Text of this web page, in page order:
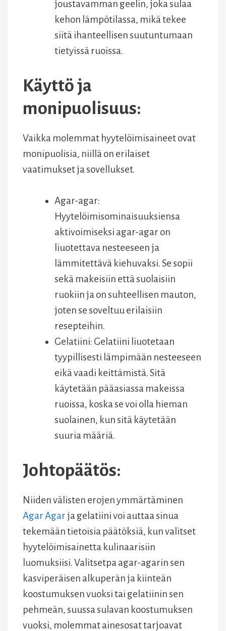
joustavamman geelin, joka sulaa
kehon lämpötilassa, mikä tekee
siitä ihanteellisen suutuntumaan
tietyissä ruoissa.
Käyttö ja
monipuolisuus:
Vaikka molemmat hyytelöimisaineet ovat
monipuolisia, niillä on erilaiset
vaatimukset ja sovellukset.
Agar-agar:
Hyytelöimisominaisuuksiensa
aktivoimiseksi agar-agar on
liuotettava nesteeseen ja
lämmitettävä kiehuvaksi. Se sopii
sekä makeisiin että suolaisiin
ruokiin ja on suhteellisen mauton,
joten se soveltuu erilaisiin
resepteihin.
Gelatiini: Gelatiini liuotetaan
tyypillisesti lämpimään nesteeseen
eikä vaadi keittämistä. Sitä
käytetään pääasiassa makeissa
ruoissa, koska se voi olla hieman
suolainen, kun sitä käytetään
suuria määriä.
Johtopäätös:
Niiden välisten erojen ymmärtäminen
Agar Agarja gelatiini voi auttaa sinua
tekemään tietoisia päätöksiä, kun valitset
hyytelöimisainetta kulinaarisiin
luomuksiisi. Valitsetpa agar-agarin sen
kasviperäisen alkuperän ja kiinteän
koostumuksen vuoksi tai gelatiinin sen
pehmeän, suussa sulavan koostumuksen
vuoksi, molemmat ainesosat tarjoavat